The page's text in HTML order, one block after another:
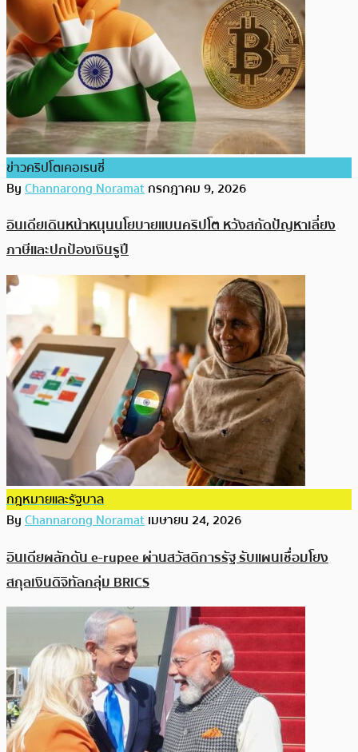
ข่าวคริปโตเคอเรนซี่
ByChannarong Noramatกรกฎาคม 9, 2026
อินเดียเดินหน้าหนุนนโยบายแบนคริปโต หวังสกัดปัญหาเลี่ยง
ภาษีและปกป้องเงินรูปี
กฎหมายและรัฐบาล
ByChannarong Noramatเมษายน 24, 2026
อินเดียผลักดัน e-rupee ผ่านสวัสดิการรัฐ รับแผนเชื่อมโยง
สกุลเงินดิจิทัลกลุ่ม BRICS